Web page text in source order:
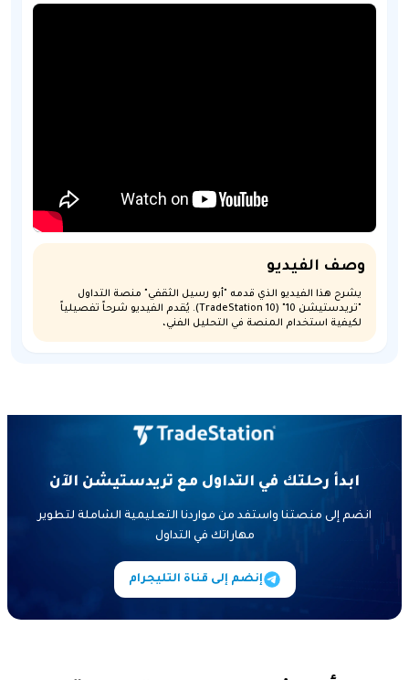
وصف الفيديو
يشرح هذا الفيديو الذي قدمه "أبو رسيل الثقفي" منصة التداول
"تريدستيشن 10" (TradeStation 10). يُقدم الفيديو شرحاً تفصيلياً
لكيفية استخدام المنصة في التحليل الفني،
ابدأ رحلتك في التداول مع تريدستيشن الآن
انضم إلى منصتنا واستفد من مواردنا التعليمية الشاملة لتطوير
مهاراتك في التداول
إنضم إلى قناة التليجرام